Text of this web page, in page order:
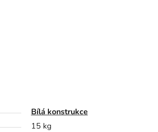
Bílá konstrukce
15 kg